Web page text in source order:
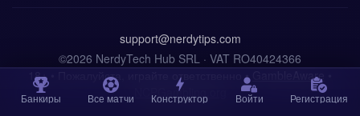
Банкиры Все матчи Конструктор Войти Регистрация
18+ • Пожалуйста, играйте ответственно • GambleAware
NCPGambling.org
support@nerdytips.com
©2026 NerdyTech Hub SRL · VAT RO40424366